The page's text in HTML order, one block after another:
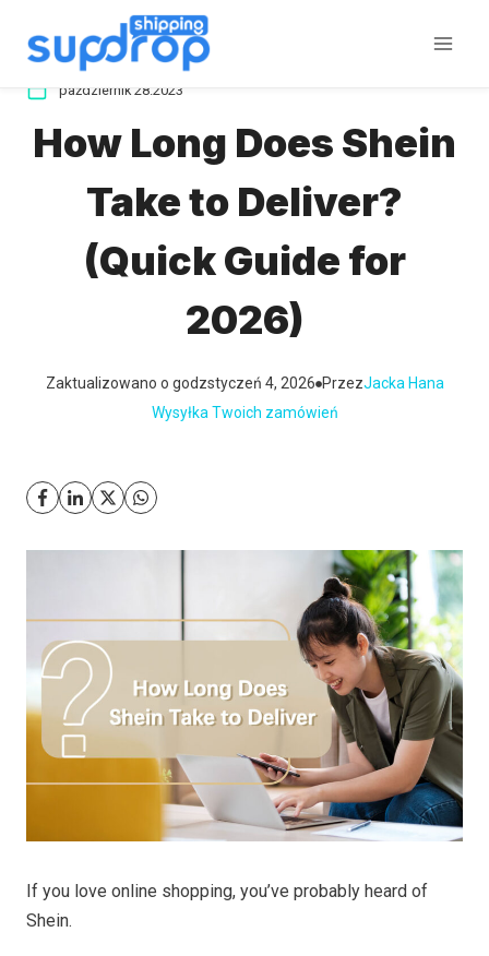
październik 28.2023
How Long Does Shein
Take to Deliver?
(Quick Guide for
2026)
Zaktualizowano o godzstyczeń 4, 2026 PrzezJacka Hana
Wysyłka Twoich zamówień
If you love online shopping, you’ve probably heard of
Shein.